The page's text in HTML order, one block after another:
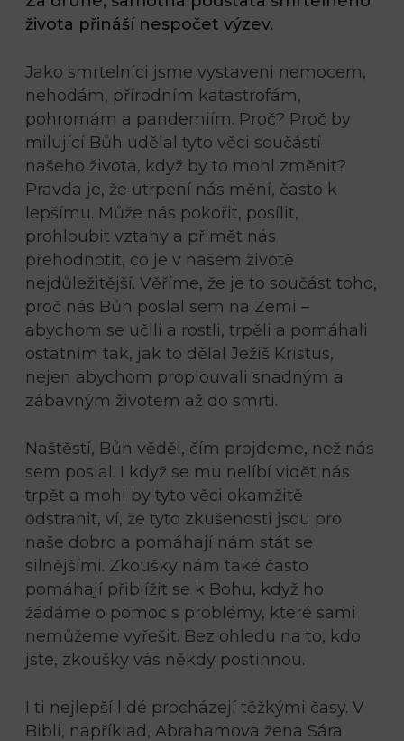
života přináší nespočet výzev.
Jako smrtelníci jsme vystaveni nemocem,
nehodám, přírodním katastrofám,
pohromám a pandemiím. Proč? Proč by
milující Bůh udělal tyto věci součástí
našeho života, když by to mohl změnit?
Pravda je, že utrpení nás mění, často k
lepšímu. Může nás pokořit, posílit,
prohloubit vztahy a přimět nás
přehodnotit, co je v našem životě
nejdůležitější. Věříme, že je to součást toho,
proč nás Bůh poslal sem na Zemi –
abychom se učili a rostli, trpěli a pomáhali
ostatním tak, jak to dělal Ježíš Kristus,
nejen abychom proplouvali snadným a
zábavným životem až do smrti.
Naštěstí, Bůh věděl, čím projdeme, než nás
sem poslal. I když se mu nelíbí vidět nás
trpět a mohl by tyto věci okamžitě
odstranit, ví, že tyto zkušenosti jsou pro
naše dobro a pomáhají nám stát se
silnějšími. Zkoušky nám také často
pomáhají přiblížit se k Bohu, když ho
žádáme o pomoc s problémy, které sami
nemůžeme vyřešit. Bez ohledu na to, kdo
jste, zkoušky vás někdy postihnou.
I ti nejlepší lidé procházejí těžkými časy. V
Bibli, například, Abrahamova žena Sára